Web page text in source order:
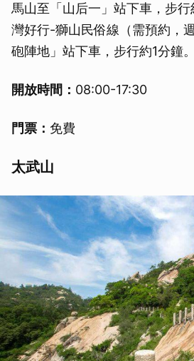
馬山至「山后一」站下車，步
灣好行-獅山民俗線（需預約，
砲陣地」站下車，步行約1分鐘。
開放時間： 08:00-17:30
門票： 免費
太武山